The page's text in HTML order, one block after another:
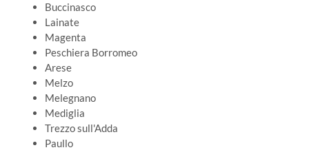
Buccinasco
Lainate
Magenta
Peschiera Borromeo
Arese
Melzo
Melegnano
Mediglia
Trezzo sull'Adda
Paullo